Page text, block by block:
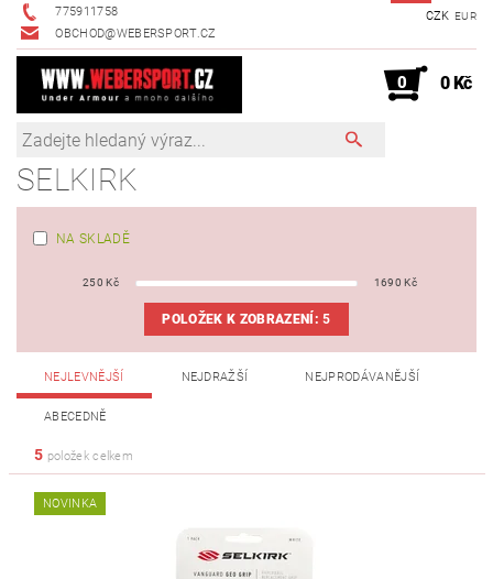
775911758
OBCHOD@WEBERSPORT.CZ
CZK EUR
0 0 Kč
SELKIRK
NA SKLADĚ
250 Kč 1690 Kč
POLOŽEK K ZOBRAZENÍ:5
NEJLEVNĚJŠÍ NEJDRAŽŠÍ NEJPRODÁVANĚJŠÍ
ABECEDNĚ
5 položek celkem
NOVINKA